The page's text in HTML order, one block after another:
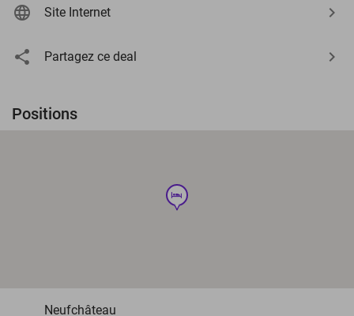
Site Internet
Partagez ce deal
Positions
hotel
Neufchâteau